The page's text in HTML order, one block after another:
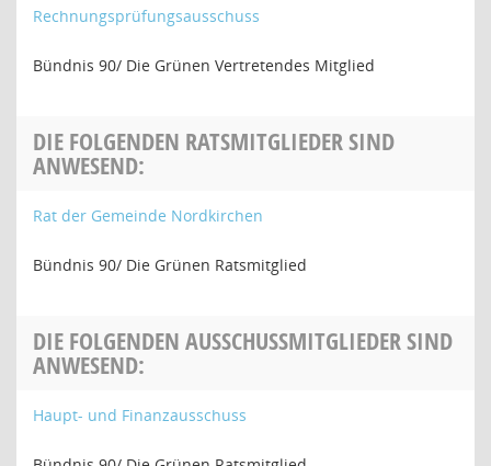
Rechnungsprüfungsausschuss
Bündnis 90/ Die Grünen Vertretendes Mitglied
DIE FOLGENDEN RATSMITGLIEDER SIND
ANWESEND:
Rat der Gemeinde Nordkirchen
Bündnis 90/ Die Grünen Ratsmitglied
DIE FOLGENDEN AUSSCHUSSMITGLIEDER SIND
ANWESEND:
Haupt- und Finanzausschuss